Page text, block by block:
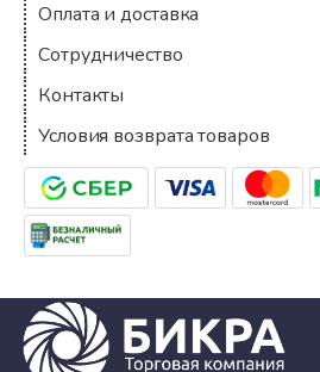
Оплата и доставка
Сотрудничество
Контакты
Условия возврата товаров